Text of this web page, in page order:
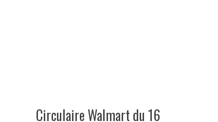
Circulaire Walmart du 16